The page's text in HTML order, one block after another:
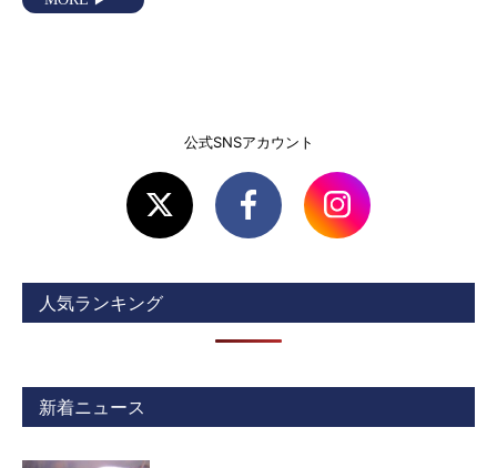
公式SNSアカウント
人気ランキング
新着ニュース